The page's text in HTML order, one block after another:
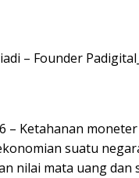
– Founder Padigital_
– Ketahanan
suatu
nilai mata uang dan